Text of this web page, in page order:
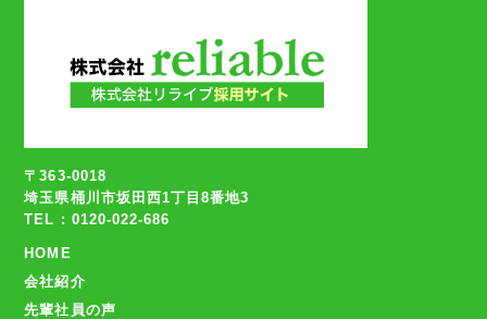
〒363-0018
埼玉県桶川市坂田西1丁目8番地3
TEL : 0120-022-686
HOME
会社紹介
先輩社員の声